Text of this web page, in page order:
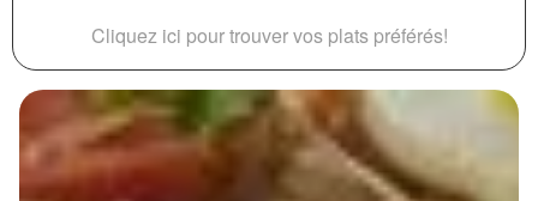
Cliquez ici pour trouver vos plats préférés!